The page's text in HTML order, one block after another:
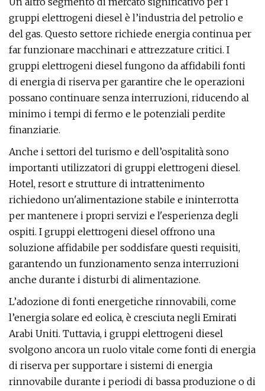
gruppi elettrogeni diesel è l’industria del petrolio e
del gas. Questo settore richiede energia continua per
far funzionare macchinari e attrezzature critici. I
gruppi elettrogeni diesel fungono da affidabili fonti
di energia di riserva per garantire che le operazioni
possano continuare senza interruzioni, riducendo al
minimo i tempi di fermo e le potenziali perdite
finanziarie.
Anche i settori del turismo e dell’ospitalità sono
importanti utilizzatori di gruppi elettrogeni diesel.
Hotel, resort e strutture di intrattenimento
richiedono un'alimentazione stabile e ininterrotta
per mantenere i propri servizi e l'esperienza degli
ospiti. I gruppi elettrogeni diesel offrono una
soluzione affidabile per soddisfare questi requisiti,
garantendo un funzionamento senza interruzioni
anche durante i disturbi di alimentazione.
L’adozione di fonti energetiche rinnovabili, come
l’energia solare ed eolica, è cresciuta negli Emirati
Arabi Uniti. Tuttavia, i gruppi elettrogeni diesel
svolgono ancora un ruolo vitale come fonti di energia
di riserva per supportare i sistemi di energia
rinnovabile durante i periodi di bassa produzione o di